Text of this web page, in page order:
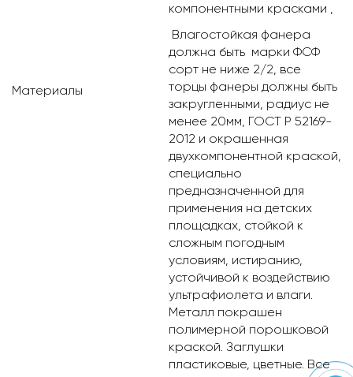
Материалы
компонентными красками ,
Влагостойкая фанера
должна быть марки ФСФ
сорт не ниже 2/2, все
торцы фанеры должны быть
закругленными, радиус не
менее 20мм, ГОСТ Р 52169-
2012 и окрашенная
двухкомпонентной краской,
специально
предназначенной для
применения на детских
площадках, стойкой к
сложным погодным
условиям, истиранию,
устойчивой к воздействию
ультрафиолета и влаги.
Металл покрашен
полимерной порошковой
краской. Заглушки
пластиковые, цветные. Все